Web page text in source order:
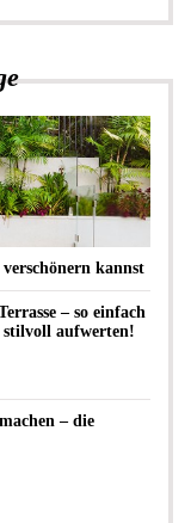
kannst
– so einfach
stilvoll aufwerten!
– die